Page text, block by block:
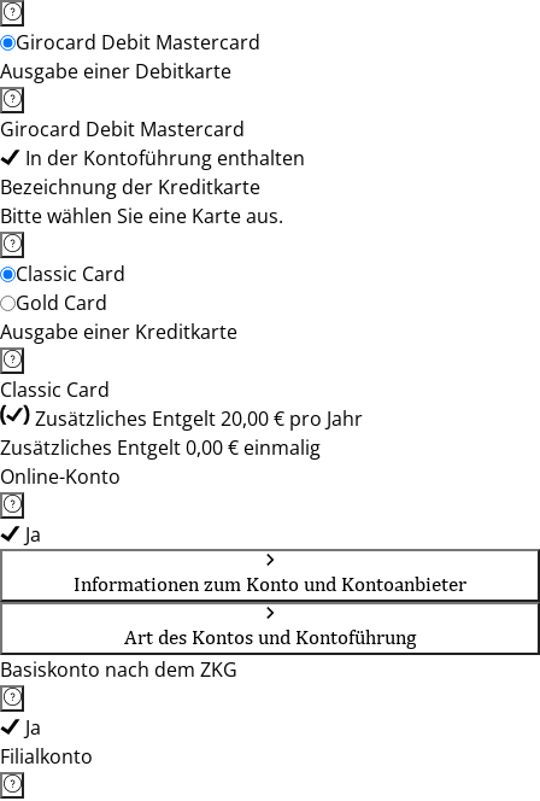
Girocard Debit Mastercard
Ausgabe einer Debitkarte
Girocard Debit Mastercard
In der Kontoführung enthalten
Bezeichnung der Kreditkarte
Bitte wählen Sie eine Karte aus.
Classic Card
Gold Card
Ausgabe einer Kreditkarte
Classic Card
Zusätzliches Entgelt 20,00 € pro Jahr
Zusätzliches Entgelt 0,00 € einmalig
Online-Konto
Ja
Informationen zum Konto und Kontoanbieter
Art des Kontos und Kontoführung
Basiskonto nach dem ZKG
Ja
Filialkonto